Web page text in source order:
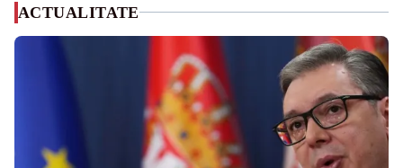
ACTUALITATE